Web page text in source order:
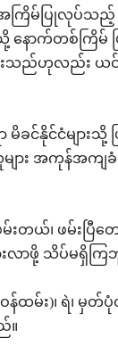
လုပ်သည့် 6P
နောက်တစ်ကြိမ်
ယူထားသည်ဟုလည်
နိုင်ငံများသို့
များ အကုန်အ
ယ်၊ ဖမ်းပြီတ
ာဖို့ သိပ်မရှိကြ
ထမ်း)၊ ရဲ၊ မှ
။